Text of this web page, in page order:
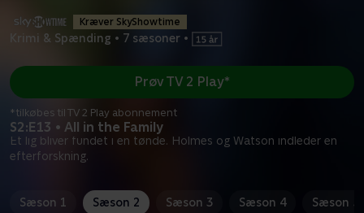
Kræver SkyShowtime
Krimi & Spænding • 7 sæsoner •
S2:E13 • All in the Family
Et lig bliver fundet i en tønde. Holmes og Watson indleder en
efterforskning.
Prøv TV 2 Play*
*tilkøbes til TV 2 Play abonnement
Sæson 1 Sæson 2 Sæson 3 Sæson 4 Sæson 5